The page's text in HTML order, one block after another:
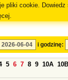
pliki cookie. Dowiedz
i godzinę:
5 6 7 8 9 10A 10B